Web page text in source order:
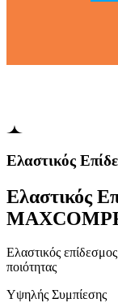
Ελαστικός
Ελαστικός
Ελαστικός
ποιότητας
Υψηλής Συμπίεσης